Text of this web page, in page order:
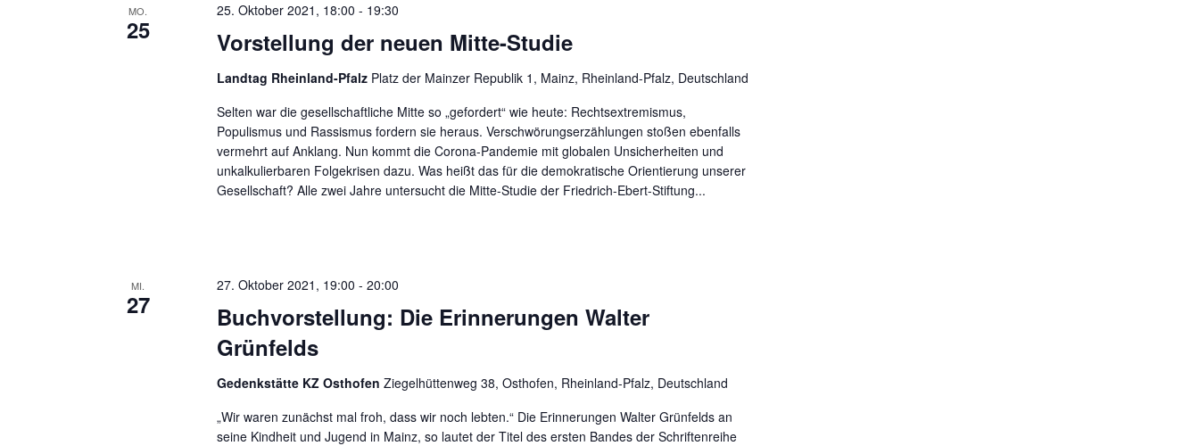
MO.
25 Vorstellung der neuen Mitte-Studie
25. Oktober 2021, 18:00 - 19:30
Landtag Rheinland-Pfalz Platz der Mainzer Republik 1, Mainz, Rheinland-Pfalz, Deutschland
Selten war die gesellschaftliche Mitte so „gefordert“ wie heute: Rechtsextremismus,
Populismus und Rassismus fordern sie heraus. Verschwörungserzählungen stoßen ebenfalls
vermehrt auf Anklang. Nun kommt die Corona-Pandemie mit globalen Unsicherheiten und
unkalkulierbaren Folgekrisen dazu. Was heißt das für die demokratische Orientierung unserer
Gesellschaft? Alle zwei Jahre untersucht die Mitte-Studie der Friedrich-Ebert-Stiftung...
MI.
27
Buchvorstellung: Die Erinnerungen Walter
Grünfelds
27. Oktober 2021, 19:00 -20:00
Gedenkstätte KZ OsthofenZiegelhüttenweg 38, Osthofen, Rheinland-Pfalz, Deutschland
„Wir waren zunächst mal froh, dass wir noch lebten.“ Die Erinnerungen Walter Grünfelds an
seine Kindheit und Jugend in Mainz, so lautet der Titel des ersten Bandes der Schriftenreihe